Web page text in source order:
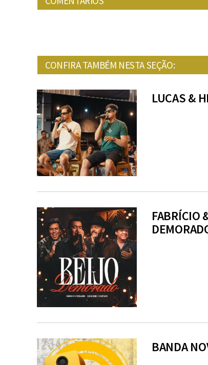
CONFIRA TAMBÉM NESTA SEÇÃO:
LUCAS &
FABRÍCIO
BANDA